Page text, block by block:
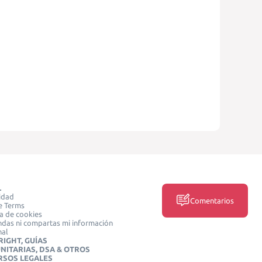
Terms
de cookies
ni compartas mi información
GUÍAS
DSA & OTROS
LEGALES
Comentarios